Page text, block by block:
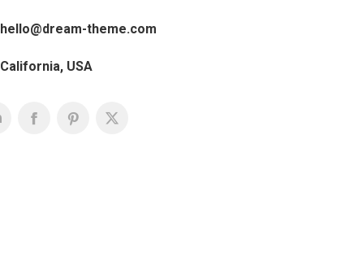
hello@dream-theme.com
California, USA